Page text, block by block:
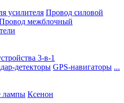
усилителя Провод силовой
межблочный
3-в-1
детекторы GPS-навигаторы ...
лампы Ксенон